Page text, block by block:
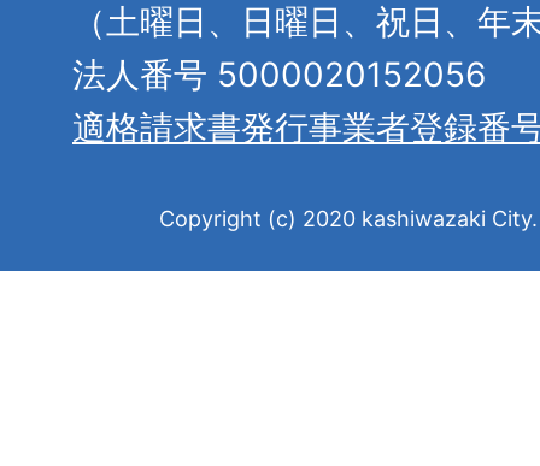
（土曜日、日曜日、祝日、年
法人番号 5000020152056
適格請求書発行事業者登録番
Copyright (c) 2020 kashiwazaki